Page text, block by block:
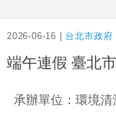
2026-06-16 | 台北市政府
端午連假 臺北
承辦單位：環境清